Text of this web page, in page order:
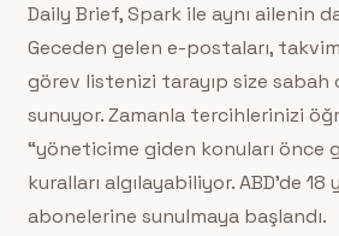
Daily Brief, Spark ile aynı ailenin
Geceden gelen e-postaları,
görev listenizi tarayıp size
sunuyor. Zamanla tercihlerinizi
“yöneticime giden konuları önce
kuralları algılayabiliyor. ABD’de
abonelerine sunulmaya başlandı.